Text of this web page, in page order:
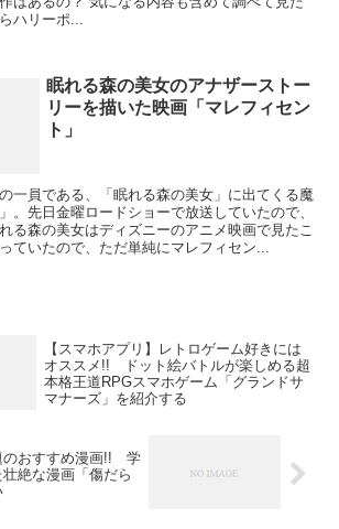
ハリーポ...
眠れる森の美女のアナザーストー
リーを描いた映画「マレフィセン
ト」
一員である、「眠れる森の美女」に出てくる魔
。先日金曜ロードショーで放送していたので、
る森の美女はディズニーのアニメ映画で見たこ
ていたので、ただ単純にマレフィセン...
【スマホアプリ】レトロゲーム好きには
オススメ!! ドット絵バトルが楽しめる超
本格王道RPGスマホゲーム「グランドサ
マナーズ」を紹介する
のおすすめ漫画!! 学
絶な漫画「傷だら